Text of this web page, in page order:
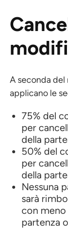
A seconda
applicano le
75% del
per
della
50% del
per
della
Nessuna
sarà
con
partenza